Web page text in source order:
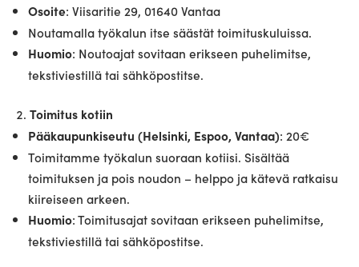
Osoite: Viisaritie 29, 01640 Vantaa
Noutamalla työkalun itse säästät toimituskuluissa.
Huomio: Noutoajat sovitaan erikseen puhelimitse,
tekstiviestillä tai sähköpostitse.
Toimitus kotiin
Pääkaupunkiseutu (Helsinki, Espoo, Vantaa): 20€
Toimitamme työkalun suoraan kotiisi. Sisältää
toimituksen ja pois noudon – helppo ja kätevä ratkaisu
kiireiseen arkeen.
Huomio: Toimitusajat sovitaan erikseen puhelimitse,
tekstiviestillä tai sähköpostitse.